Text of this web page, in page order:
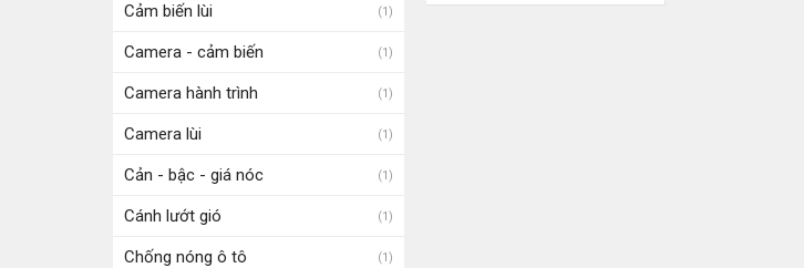
Cảm biến lùi (1)
Camera - cảm biến (1)
Camera hành trình (1)
Camera lùi (1)
Cản - bậc - giá nóc (1)
Cánh lướt gió (1)
Chống nóng ô tô (1)